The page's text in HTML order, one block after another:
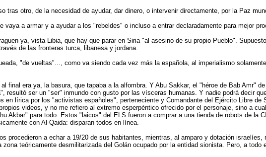
tras otro, de la necesidad de ayudar, dar dinero, o intervenir directamente, por la Paz
a armar y a ayudar a los "rebeldes" o incluso a entrar declaradamente para mejor
ya, vista Libia, que hay que parar en Siria "al asesino de su propio Pueblo".
de las fronteras turca, libanesa y jordana.
"de vueltas"..., como va siendo cada vez más la española, al imperialismo
final era ya, la basura, que tapaba a la alfombra. Y Abu Sakkar, el "héroe de Bab Amr"
ser un "ser" inmundo con gusto por las vísceras humanas. Y nadie podrá decir
lírica por los "activistas españoles", perteneciente y Comandante del Ejército Libre de
videos, y no me refiero al extremo esperpéntico ofrecido por el personaje, sino a
Akbar" para todo. Estos "laicos" del ELS fueron a comprar a una tienda de robots de la
con Al-Qaida: disparan todos en línea.
procedieron a echar a 19/20 de sus habitantes, mientras, al amparo y dotación
teóricamente desmilitarizada del Golán ocupado por la entidad sionista. Pero, a